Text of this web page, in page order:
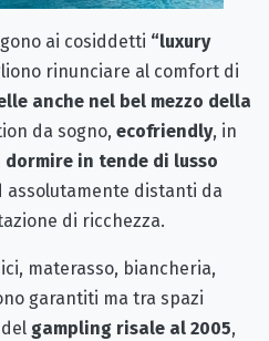
ai cosiddetti “luxury
rinunciare al comfort di
anche nel bel mezzo della
da sogno, ecofriendly, in
dormire in tende di lusso
assolutamente distanti da
di ricchezza.
materasso, biancheria,
garantiti ma tra spazi
gampling risale al 2005,